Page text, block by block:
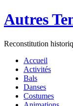
Autres
Reconstitution
Accueil
Activités
Bals
Danses
Costumes